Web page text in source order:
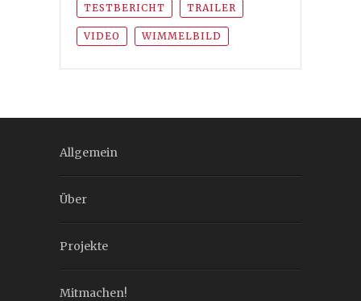
TESTBERICHT TRAILER
VIDEO WIMMELBILD
Allgemein
Über
Projekte
Mitmachen!